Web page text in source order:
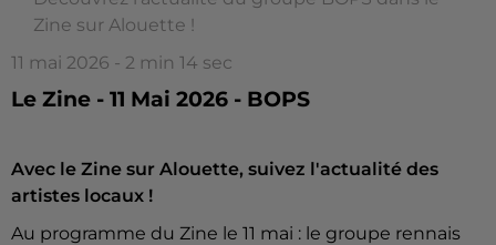
Zine sur Alouette !
11 mai 2026 - 2 min 14 sec
Le Zine - 11 Mai 2026 - BOPS
Avec le Zine sur Alouette, suivez l'actualité des
artistes locaux !
Au programme du Zine le 11 mai : le groupe rennais